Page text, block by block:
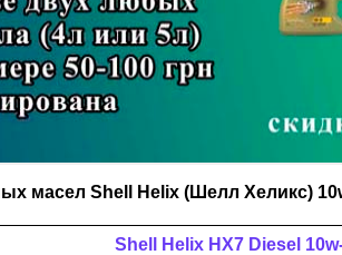
масел Shell Helix (Шелл Хеликс)
Shell Helix HX7 Diesel